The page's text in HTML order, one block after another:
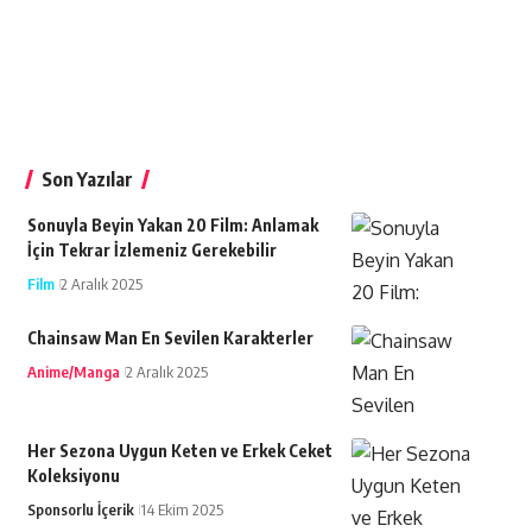
Son Yazılar
Sonuyla Beyin Yakan 20 Film: Anlamak
İçin Tekrar İzlemeniz Gerekebilir
Film 2 Aralık 2025
Chainsaw Man En Sevilen Karakterler
Anime/Manga 2 Aralık 2025
Her Sezona Uygun Keten ve Erkek Ceket
Koleksiyonu
Sponsorlu İçerik 14 Ekim 2025